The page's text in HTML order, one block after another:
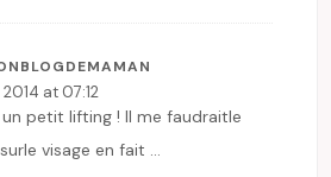
at 07:12
petit lifting ! Il me faudraitle
visage en fait …